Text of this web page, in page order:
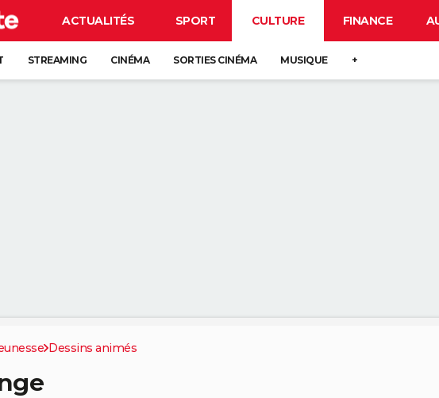
ACTUALITÉS SPORT CULTURE FINANCE
STREAMING CINÉMA SORTIES CINÉMA MUSIQUE +
Dessins animés